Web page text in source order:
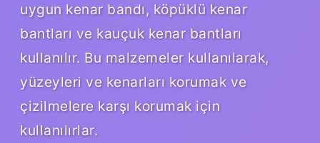
uygun kenar bandı, köpüklü kenar
bantları ve kauçuk kenar bantları
kullanılır. Bu malzemeler kullanılarak,
yüzeyleri ve kenarları korumak ve
çizilmelere karşı korumak için
kullanılırlar.